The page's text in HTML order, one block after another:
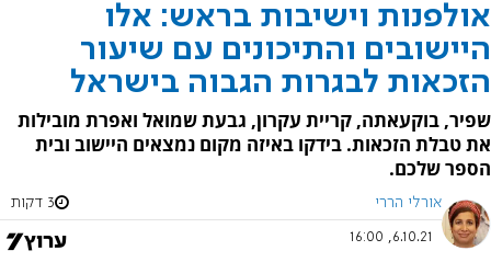
אולפנות וישיבות בראש: אלו
היישובים והתיכונים עם שיעור
הזכאות לבגרות הגבוה בישראל
שפיר, בוקעאתה, קריית עקרון, גבעת שמואל ואפרת מובילות
את טבלת הזכאות. בידקו באיזה מקום נמצאים היישוב ובית
הספר שלכם.
אורלי הררי 3 דקות
6.10.21, 16:00